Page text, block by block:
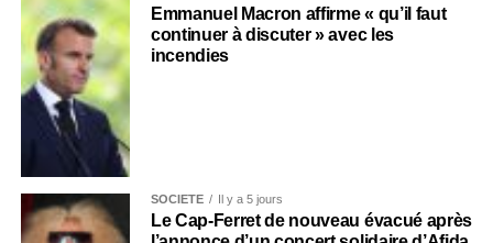
Emmanuel Macron affirme « qu’il faut
continuer à discuter » avec les
incendies
SOCIÉTÉ Il y a 5 jours
Le Cap-Ferret de nouveau évacué après